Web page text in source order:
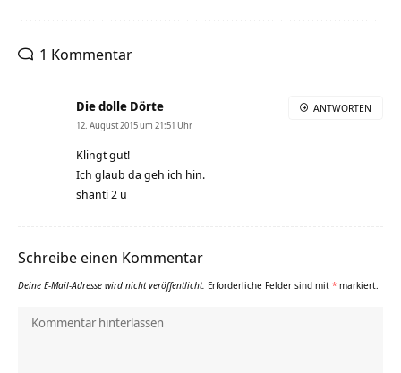
1 Kommentar
Die dolle Dörte
12. August 2015 um 21:51 Uhr
Klingt gut!
Ich glaub da geh ich hin.
shanti 2 u
ANTWORTEN
Schreibe einen Kommentar
Deine E-Mail-Adresse wird nicht veröffentlicht. Erforderliche Felder sind mit * markiert.